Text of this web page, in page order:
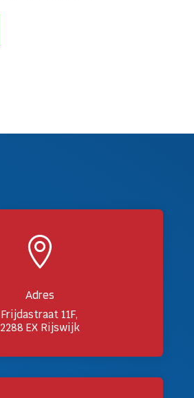

Adres
Frijdastraat 11F,
2288 EX Rijswijk